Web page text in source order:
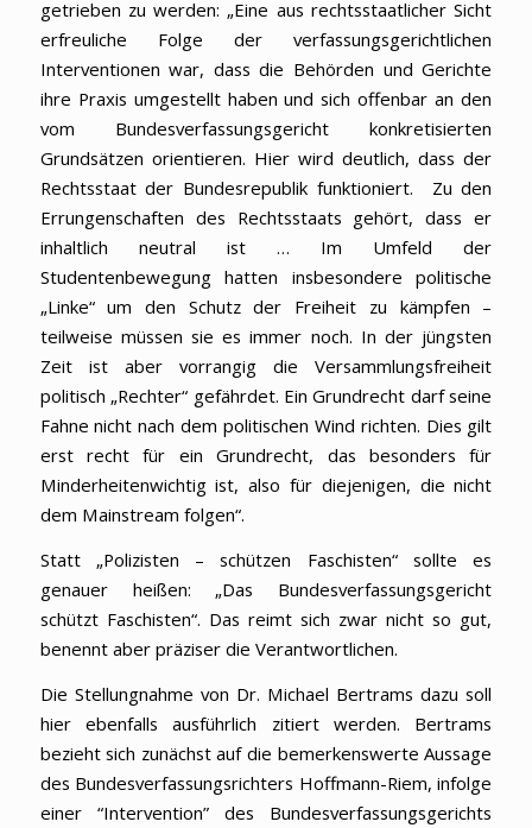
getrieben zu werden: „Eine aus rechtsstaatlicher Sicht
erfreuliche Folge der verfassungsgerichtlichen
Interventionen war, dass die Behörden und Gerichte
ihre Praxis umgestellt haben und sich offenbar an den
vom Bundesverfassungsgericht konkretisierten
Grundsätzen orientieren. Hier wird deutlich, dass der
Rechtsstaat der Bundesrepublik funktioniert. Zu den
Errungenschaften des Rechtsstaats gehört, dass er
inhaltlich neutral ist … Im Umfeld der
Studentenbewegung hatten insbesondere politische
„Linke“ um den Schutz der Freiheit zu kämpfen –
teilweise müssen sie es immer noch. In der jüngsten
Zeit ist aber vorrangig die Versammlungsfreiheit
politisch „Rechter“ gefährdet. Ein Grundrecht darf seine
Fahne nicht nach dem politischen Wind richten. Dies gilt
erst recht für ein Grundrecht, das besonders für
Minderheitenwichtig ist, also für diejenigen, die nicht
dem Mainstream folgen“.
Statt „Polizisten – schützen Faschisten“ sollte es
genauer heißen: „Das Bundesverfassungsgericht
schützt Faschisten“. Das reimt sich zwar nicht so gut,
benennt aber präziser die Verantwortlichen.
Die Stellungnahme von Dr. Michael Bertrams dazu soll
hier ebenfalls ausführlich zitiert werden. Bertrams
bezieht sich zunächst auf die bemerkenswerte Aussage
des Bundesverfassungsrichters Hoffmann-Riem, infolge
einer “Intervention” des Bundesverfassungsgerichts